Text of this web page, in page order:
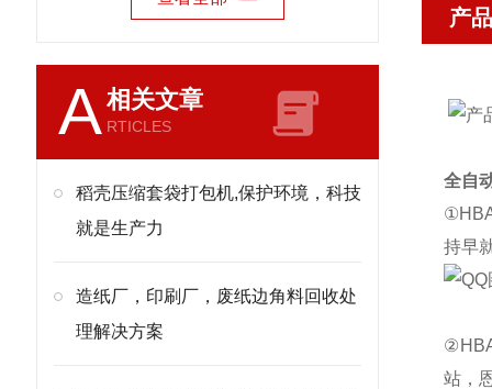
A相关文章
RTICLES
稻壳压缩套袋打包机,保护环境，科技
就是生产力
造纸厂，印刷厂，废纸边角料回收处
理解决方案
产
全自
持早
站，